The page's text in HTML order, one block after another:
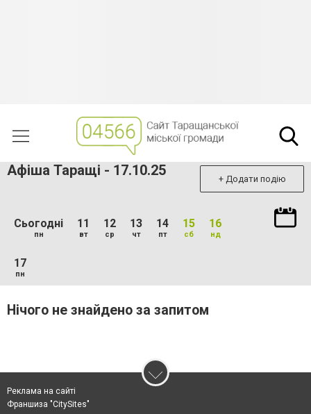
Афіша Таращі - 17.10.25 + Додати подію
Сьогодні
пн
11
вт
12
ср
13
чт
14
пт
15
сб
16
нд
17
пн
Нічого не знайдено за запитом
Реклама на сайті
Франшиза "CitySites"